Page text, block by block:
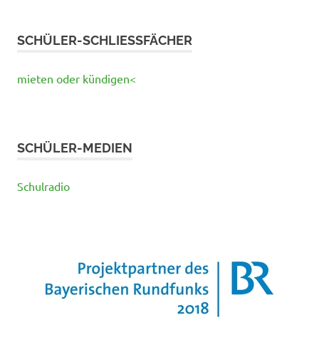
SCHÜLER-SCHLIESSFÄCHER
mieten oder kündigen<
SCHÜLER-MEDIEN
Schulradio